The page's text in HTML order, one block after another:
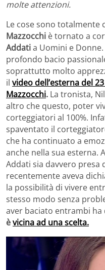
molte attenzioni.
Le cose sono totalmente
Mazzocchi è tornato a
Addatia Uomini e
profondo bacio
soprattutto molto
il video dell’esterna del
Mazzocchi. La tronista,
altro che questo, poter
corteggiatori al 100%.
spaventato il
che ha continuato a
anche nella sua esterna.
Addati sia davvero presa
recentemente aveva
la possibilità di vivere
stesso modo senza
aver baciato entrambi
èvicina ad una scelta.